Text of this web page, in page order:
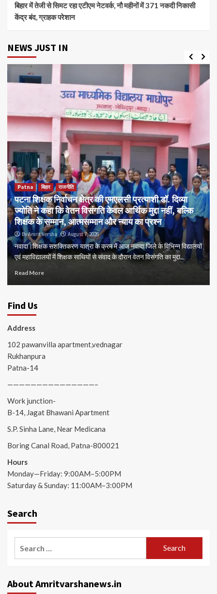
बिहार में तेजी से सिमट रहा एटीएम नेटवर्क, नौ महीनों में 371 नकदी निकासी
केंद्र बंद, ग्राहक परेशान
NEWS JUST IN
Patna बिहार राजनीति
पटना शिक्षक निर्वाचन क्षेत्र की एमएलसी प्रत्याशी डॉ. दिव्या
ज्योति ने कहा कि वेतन विसंगति केवल आर्थिक मुद्दा नहीं, बल्कि
शिक्षक के सम्मान, आत्मसम्मान और न्याय का प्रश्न
By Amrit Versha August 7, 2026
नवादा।शिक्षक सशक्तिकरण यात्रा के क्रम में आज नवादा जिले के विभिन्न विद्यालयों
एवं महाविद्यालयों में शिक्षक साथियों से संवाद के दौरान वेतन विसंगति का मुद्दा...
Read More
Find Us
Address
102 pawanvilla apartment,vednagar
Rukhanpura
Patna-14
———————————————–
Work junction-
B-14, Jagat Bhawani Apartment
S.P. Sinha Lane, Near Medicana
Boring Canal Road, Patna-800021
Hours
Monday—Friday: 9:00AM–5:00PM
Saturday & Sunday: 11:00AM–3:00PM
Search
About Amritvarshanews.in